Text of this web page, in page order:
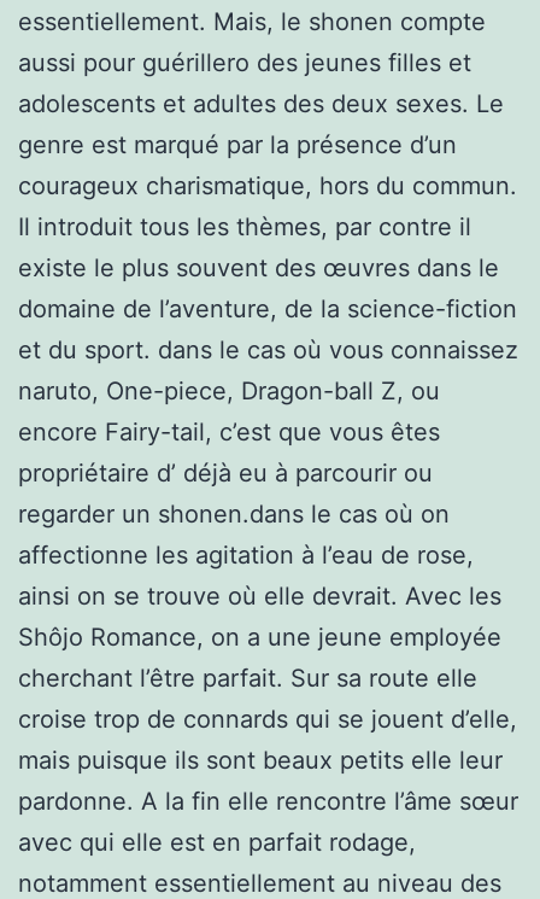
essentiellement. Mais, le shonen compte
aussi pour guérillero des jeunes filles et
adolescents et adultes des deux sexes. Le
genre est marqué par la présence d’un
courageux charismatique, hors du commun.
Il introduit tous les thèmes, par contre il
existe le plus souvent des œuvres dans le
domaine de l’aventure, de la science-fiction
et du sport. dans le cas où vous connaissez
naruto, One-piece, Dragon-ball Z, ou
encore Fairy-tail, c’est que vous êtes
propriétaire d’ déjà eu à parcourir ou
regarder un shonen.dans le cas où on
affectionne les agitation à l’eau de rose,
ainsi on se trouve où elle devrait. Avec les
Shôjo Romance, on a une jeune employée
cherchant l’être parfait. Sur sa route elle
croise trop de connards qui se jouent d’elle,
mais puisque ils sont beaux petits elle leur
pardonne. A la fin elle rencontre l’âme sœur
avec qui elle est en parfait rodage,
notamment essentiellement au niveau des